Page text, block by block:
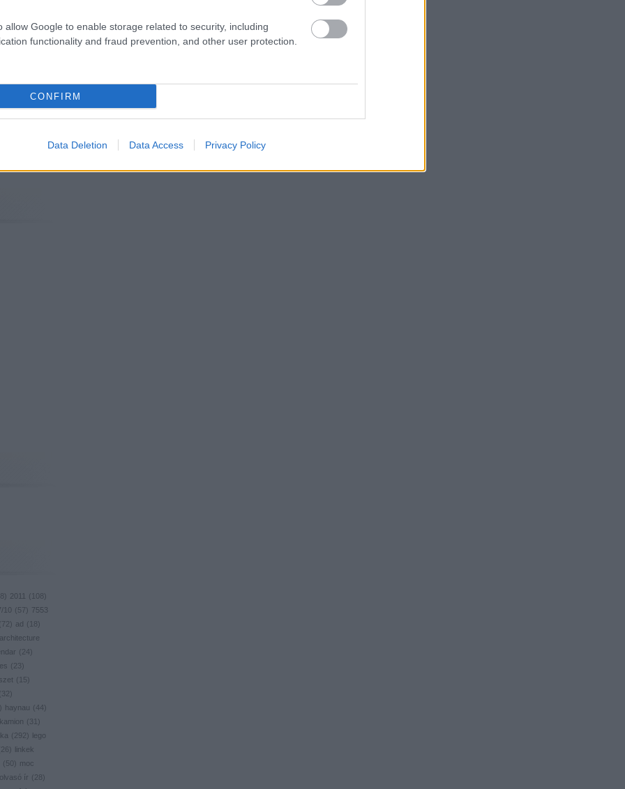
allow Google to enable storage related to security, including
functionality and fraud prevention, and other user protection.
CONFIRM
Data Deletion Data Access Privacy Policy
használtan
7636
) 2011 ( 108 )
10 ( 57) 7553
72) ad ( 18 )
architecture
( 24)
( 23)
( 15)
32)
) haynau ( 44)
kamion ( 31
)
( 292)
lego
26 )
linkek
( 50) moc
olvasó ír ( 28 )